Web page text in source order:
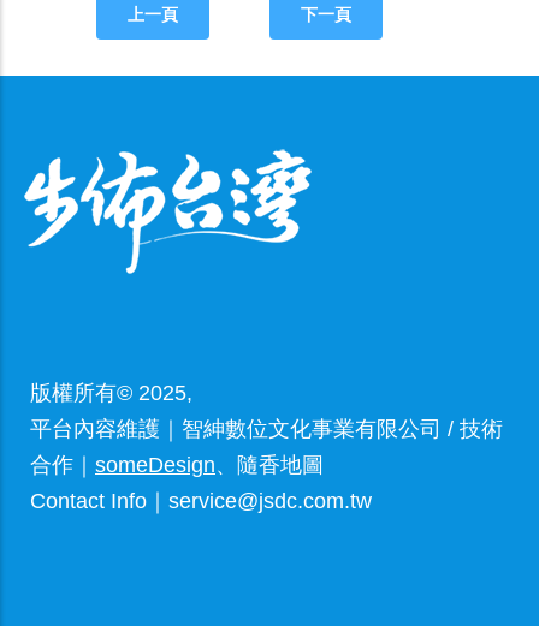
上一頁 下一頁
版權所有© 2025,
平台內容維護｜智紳數位文化事業有限公司 / 技術
合作｜ someDesign、隨香地圖
Contact Info｜service@jsdc.com.tw